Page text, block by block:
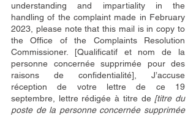
understanding and impartiality in the
handling of the complaint made in February
2023, please note that this mail is in copy to
the Office of the Complaints Resolution
Commissioner. [Qualificatif et nom de la
personne concernée supprimée pour des
raisons de confidentialité], J’accuse
réception de votre lettre de ce 19
septembre, lettre rédigée à titre de [titre du
poste de la personne concernée supprimée